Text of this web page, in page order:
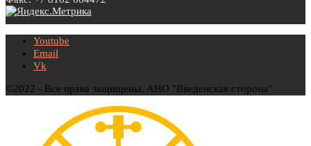
Youtube
Email
Vk
©2022 - Все права защищены. АНО "Введенская сторона"